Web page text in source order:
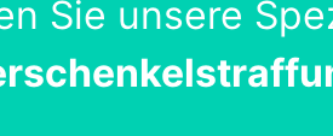
Sie unsere